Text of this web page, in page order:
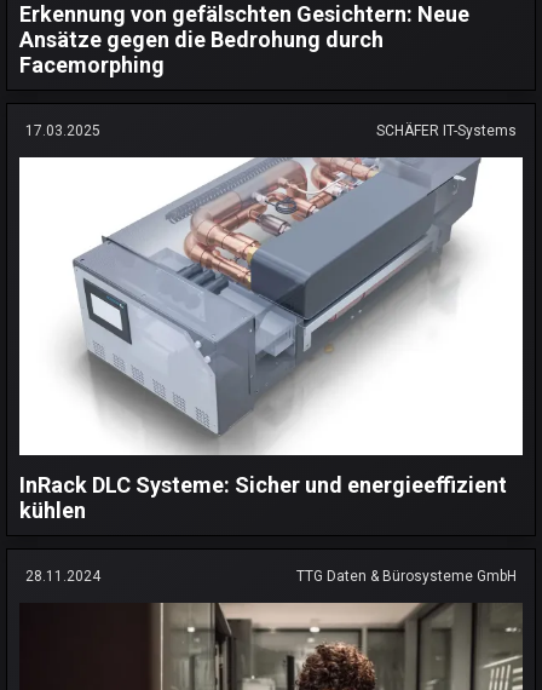
Erkennung von gefälschten Gesichtern: Neue
Ansätze gegen die Bedrohung durch
Facemorphing
17.03.2025 SCHÄFER IT-Systems
InRack DLC Systeme: Sicher und energieeffizient
kühlen
28.11.2024 TTG Daten & Bürosysteme GmbH